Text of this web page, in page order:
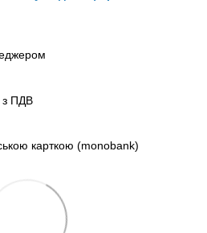
з ПДВ
карткою (monobank)